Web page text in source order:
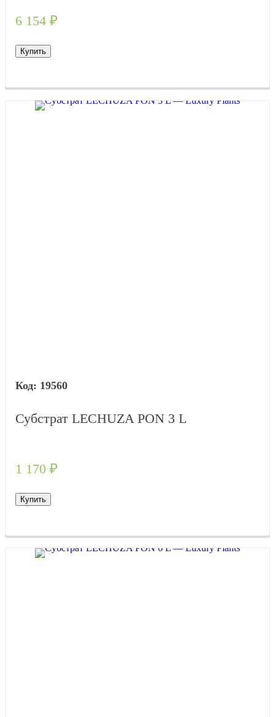
6 154 ₽
Купить
19560
Субстрат LECHUZA PON 3 L
1 170 ₽
Купить